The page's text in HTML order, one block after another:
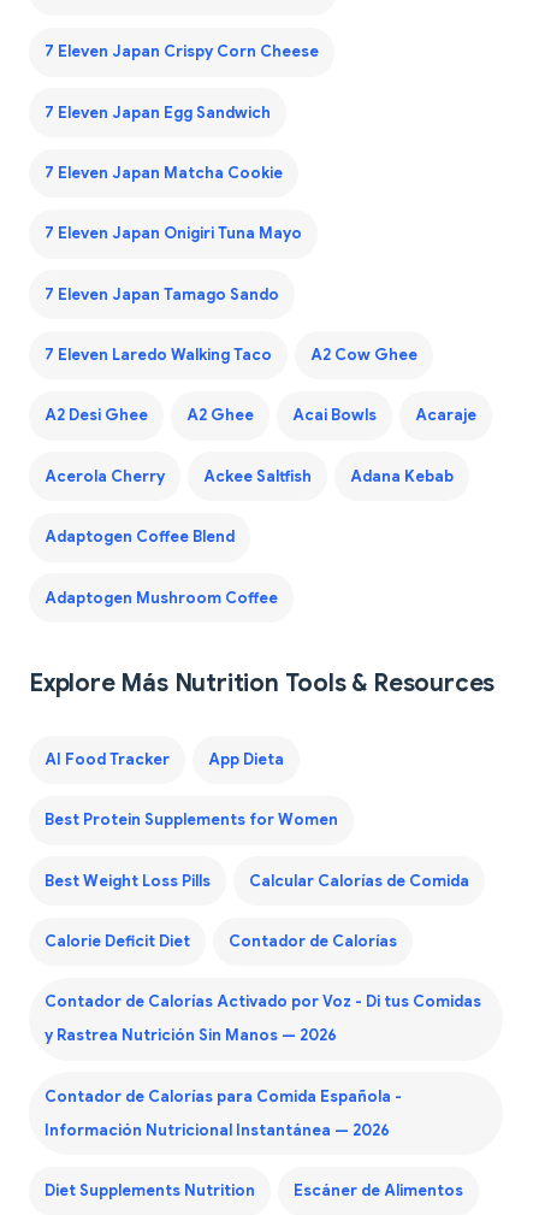
7 Eleven Japan Crispy Corn Cheese
7 Eleven Japan Egg Sandwich
7 Eleven Japan Matcha Cookie
7 Eleven Japan Onigiri Tuna Mayo
7 Eleven Japan Tamago Sando
7 Eleven Laredo Walking Taco A2 Cow Ghee
A2 Desi Ghee A2 Ghee Acai Bowls Acaraje
Acerola Cherry Ackee Saltfish Adana Kebab
Adaptogen Coffee Blend
Adaptogen Mushroom Coffee
Explore Más Nutrition Tools & Resources
AI Food Tracker App Dieta
Best Protein Supplements for Women
Best Weight Loss Pills Calcular Calorías de Comida
Calorie Deficit Diet Contador de Calorías
Contador de Calorías Activado por Voz - Di tus Comidas
y Rastrea Nutrición Sin Manos — 2026
Contador de Calorías para Comida Española -
Información Nutricional Instantánea — 2026
Diet Supplements Nutrition Escáner de Alimentos